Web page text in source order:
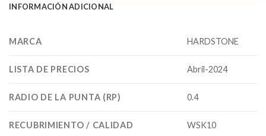
INFORMACIÓN ADICIONAL
MARCA HARDSTONE
LISTA DE PRECIOS Abril-2024
RADIO DE LA PUNTA (RP) 0.4
RECUBRIMIENTO / CALIDAD WSK10